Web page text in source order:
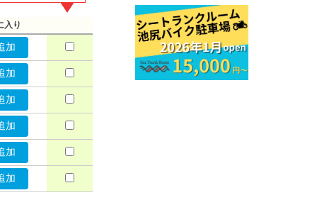
入り
加
加
加
加
加
加